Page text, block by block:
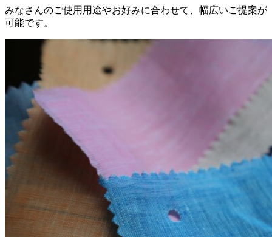
みなさんのご使用用途やお好みに合わせて、幅広いご提案が
可能です。